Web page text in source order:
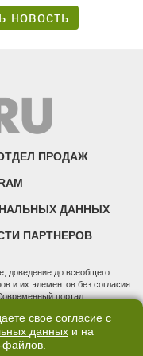
новость
ПРОДАЖ
ДАННЫХ
ПАРТНЕРОВ
доведение до всеобщего
и их элементов без согласия
портал
и массовых коммуникаций
- 76634 от 02.09.2019
"66.ру". Юридический
свое согласие с
данных и на
файлов.